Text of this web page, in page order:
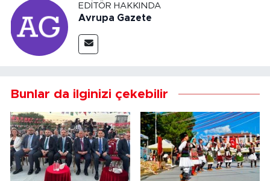
EDITÖR HAKKINDA
Avrupa Gazete
Bunlar da ilginizi çekebilir